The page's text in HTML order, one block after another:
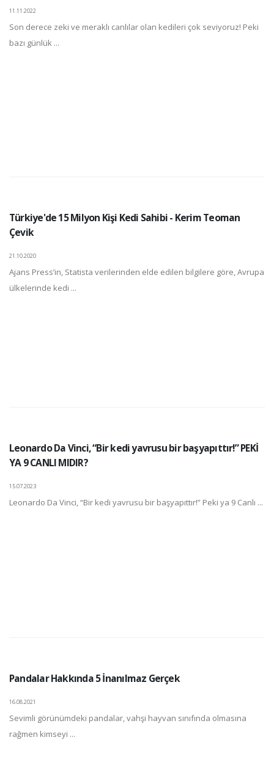
11.11.2022
Son derece zeki ve meraklı canlılar olan kedileri çok seviyoruz! Peki
bazı günlük ...
Türkiye'de 15 Milyon Kişi Kedi Sahibi - Kerim Teoman
Çevik
21.10.2020
Ajans Press’in, Statista verilerinden elde edilen bilgilere göre, Avrupa
ülkelerinde kedi ...
Leonardo Da Vinci, “Bir kedi yavrusu bir başyapıttır!” PEKİ
YA 9 CANLI MIDIR?
15.07.2023
Leonardo Da Vinci, “Bir kedi yavrusu bir başyapıttır!” Peki ya 9 Canlı ...
Pandalar Hakkında 5 İnanılmaz Gerçek
16.08.2021
Sevimli görünümdeki pandalar, vahşi hayvan sınıfında olmasına
rağmen kimseyi ...